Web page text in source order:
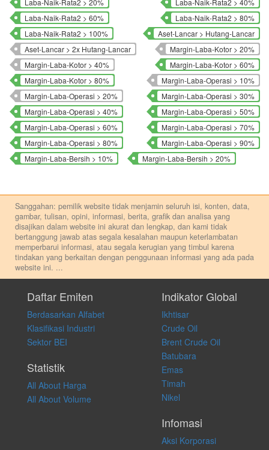
Laba-Naik-Rata2 > 60%
Laba-Naik-Rata2 > 80%
Laba-Naik-Rata2 > 100%
Aset-Lancar > Hutang-Lancar
Aset-Lancar > 2x Hutang-Lancar
Margin-Laba-Kotor > 20%
Margin-Laba-Kotor > 40%
Margin-Laba-Kotor > 60%
Margin-Laba-Kotor > 80%
Margin-Laba-Operasi > 10%
Margin-Laba-Operasi > 20%
Margin-Laba-Operasi > 30%
Margin-Laba-Operasi > 40%
Margin-Laba-Operasi > 50%
Margin-Laba-Operasi > 60%
Margin-Laba-Operasi > 70%
Margin-Laba-Operasi > 80%
Margin-Laba-Operasi > 90%
Margin-Laba-Bersih > 10%
Margin-Laba-Bersih > 20%
Sanggahan: pemilik website tidak menjamin seluruh isi, konten, data,
gambar, tulisan, opini, informasi, berita, grafik dan analisa yang
disajikan dalam website ini akurat dan lengkap, dan kami tidak
bertanggung jawab atas segala kesalahan maupun keterlambatan
memperbarui informasi, atau segala kerugian yang timbul karena
tindakan yang berkaitan dengan penggunaan informasi yang ada pada
website ini. ...
pribadi. Kami tidak memberi anjuran, saran, rekomendasi untuk
membeli, menjual atau melakukan aktivitas lain yang terkait dengan
transaksi perdagangan apapun, dan kami tidak bertanggung jawab
atas keputusan investasi yang dilakukan dalam kondisi dan situasi
apapun juga, yang diakibatkan secara langsung maupun tidak
langsung atas konten pada website ini.
Daftar Emiten
Berdasarkan Alfabet
Klasifikasi Industri
Sektor BEI
Statistik
All About Harga
All About Volume
Indikator Global
Ikhtisar
Crude Oil
Brent Crude Oil
Batubara
Emas
Timah
Nikel
Infomasi
Aksi Korporasi